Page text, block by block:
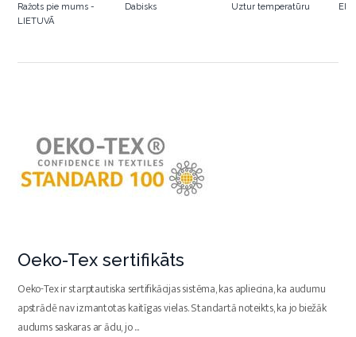
Ražots pie mums -
LIETUVĀ
Dabisks Uztur temperatūru
Oeko-Tex sertifikāts
Oeko-Tex ir starptautiska sertifikācijas sistēma, kas apliecina, ka audumu
apstrādē nav izmantotas kaitīgas vielas. Standartā noteikts, ka jo biežāk
audums saskaras ar ādu, jo...